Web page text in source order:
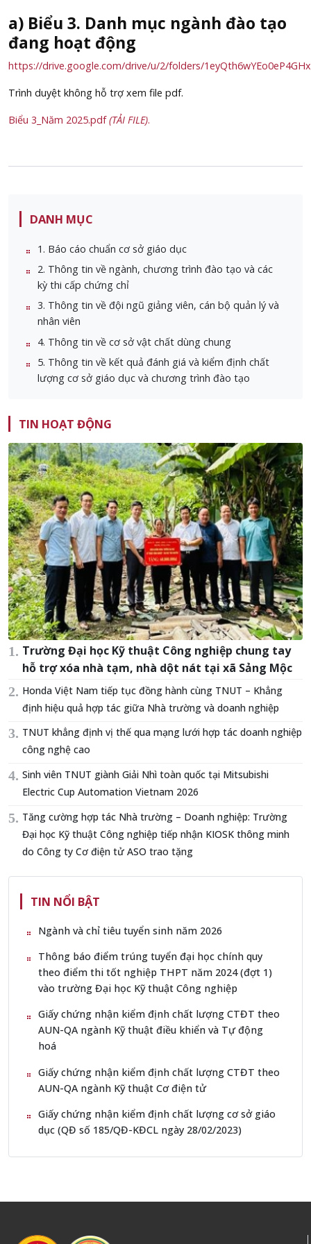
a) Biểu 3. Danh mục ngành đào tạo
đang hoạt động
https://drive.google.com/drive/u/2/folders/
Trình duyệt không hỗ trợ xem file pdf.
Biểu 3_Năm 2025.pdf(TẢI FILE).
DANH MỤC
1. Báo cáo chuẩn cơ sở giáo dục
2. Thông tin về ngành, chương trình đào tạo và các
kỳ thi cấp chứng chỉ
3. Thông tin về đội ngũ giảng viên, cán bộ quản lý và
nhân viên
4. Thông tin về cơ sở vật chất dùng chung
5. Thông tin về kết quả đánh giá và kiểm định chất
lượng cơ sở giáo dục và chương trình đào tạo
TIN HOẠT ĐỘNG
Trường Đại học Kỹ thuật Công nghiệp chung tay
hỗ trợ xóa nhà tạm, nhà dột nát tại xã Sảng Mộc
Honda Việt Nam tiếp tục đồng hành cùng TNUT – Khẳng
định hiệu quả hợp tác giữa Nhà trường và doanh nghiệp
TNUT khẳng định vị thế qua mạng lưới hợp tác doanh nghiệp
công nghệ cao
Sinh viên TNUT giành Giải Nhì toàn quốc tại Mitsubishi
Electric Cup Automation Vietnam 2026
Tăng cường hợp tác Nhà trường – Doanh nghiệp: Trường
Đại học Kỹ thuật Công nghiệp tiếp nhận KIOSK thông minh
do Công ty Cơ điện tử ASO trao tặng
TIN NỔI BẬT
Ngành và chỉ tiêu tuyển sinh năm 2026
Thông báo điểm trúng tuyển đại học chính quy
theo điểm thi tốt nghiệp THPT năm 2024 (đợt 1)
vào trường Đại học Kỹ thuật Công nghiệp
Giấy chứng nhận kiểm định chất lượng CTĐT theo
AUN-QA ngành Kỹ thuật điều khiển và Tự động
hoá
Giấy chứng nhận kiểm định chất lượng CTĐT theo
AUN-QA ngành Kỹ thuật Cơ điện tử
Giấy chứng nhận kiểm định chất lượng cơ sở giáo
dục (QĐ số 185/QĐ-KĐCL ngày 28/02/2023)